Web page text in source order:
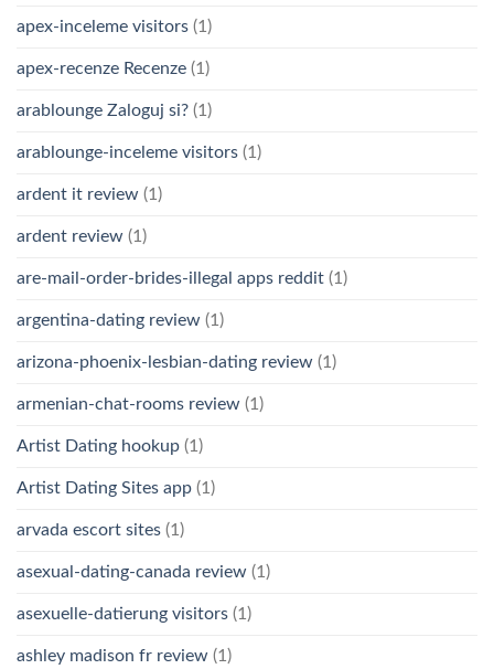
apex-inceleme visitors (1)
apex-recenze Recenze (1)
arablounge Zaloguj si? (1)
arablounge-inceleme visitors (1)
ardent it review (1)
ardent review (1)
are-mail-order-brides-illegal apps reddit (1)
argentina-dating review (1)
arizona-phoenix-lesbian-dating review (1)
armenian-chat-rooms review (1)
Artist Dating hookup (1)
Artist Dating Sites app (1)
arvada escort sites (1)
asexual-dating-canada review (1)
asexuelle-datierung visitors (1)
ashley madison fr review (1)